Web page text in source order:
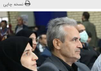
نسخه چاپی